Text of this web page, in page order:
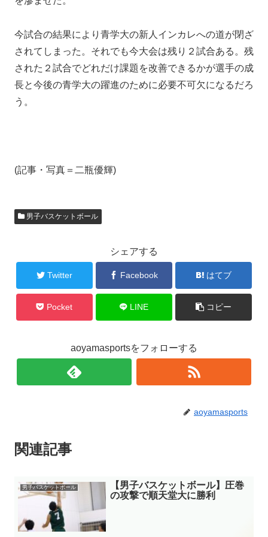
今試合の結果により青学大の新人インカレへの道が閉ざ
されてしまった。それでも今大会は残り２試合ある。残
された２試合でどれだけ課題を改善できるかが選手の成
長と今後の青学大の躍進のために必要不可欠になるだろ
う。
(記事・写真＝二瓶優輝)
男子バスケットボール
シェアする
Twitter Facebook はてブ
Pocket LINE コピー
aoyamasportsをフォローする
aoyamasports
関連記事
男子バスケットボール
【男子バスケットボール】圧巻
の攻撃で順天堂大に勝利